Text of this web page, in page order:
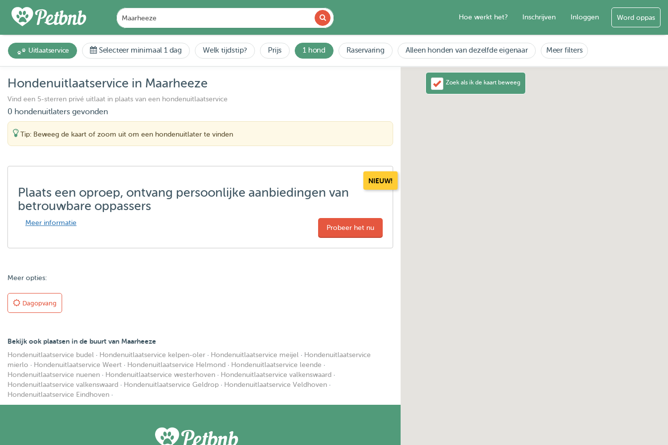
Hoe werkt het? Inschrijven Inloggen Word oppas
Uitlaatservice Selecteer minimaal 1 dag Welk tijdstip? Prijs 1 hond Raservaring Alleen honden van dezelfde eigenaar Meer filters
Hondenuitlaatservice in Maarheeze
Vind een 5-sterren privé uitlaat in plaats van een hondenuitlaatservice
0 hondenuitlaters gevonden
Tip: Beweeg de kaart of zoom uit om een hondenuitlater te vinden
NIEUW!
Plaats een oproep, ontvang persoonlijke aanbiedingen van
betrouwbare oppassers
Meer informatie
Probeer het nu
Meer opties:
Dagopvang
Bekijk ook plaatsen in de buurt van Maarheeze
Hondenuitlaatservice budel · Hondenuitlaatservice kelpen-oler · Hondenuitlaatservice meijel · Hondenuitlaatservice
mierlo · Hondenuitlaatservice Weert · Hondenuitlaatservice Helmond · Hondenuitlaatservice leende ·
Hondenuitlaatservice nuenen · Hondenuitlaatservice westerhoven · Hondenuitlaatservice valkenswaard ·
Hondenuitlaatservice valkenswaard · Hondenuitlaatservice Geldrop · Hondenuitlaatservice Veldhoven ·
Hondenuitlaatservice Eindhoven ·
Zoek als ik de kaart beweeg